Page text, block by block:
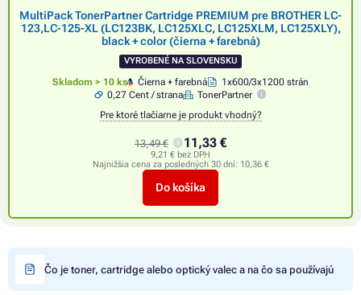
MultiPack TonerPartner Cartridge PREMIUM pre BROTHER LC-
123,LC-125-XL (LC123BK, LC125XLC, LC125XLM, LC125XLY),
black + color (čierna + farebná)
VYROBENÉ NA SLOVENSKU
Skladom > 10 ks Čierna + farebná
1x600/3x1200 strán
0,27 Cent / strana
TonerPartner
Pre ktoré tlačiarne je produkt vhodný?
13,49 € 11,33 €
9,21 € bez DPH
Najnižšia cena za posledných 30 dní: 10,36 €
Do košíka
Čo je toner, cartridge alebo optický valec a na čo sa používajú